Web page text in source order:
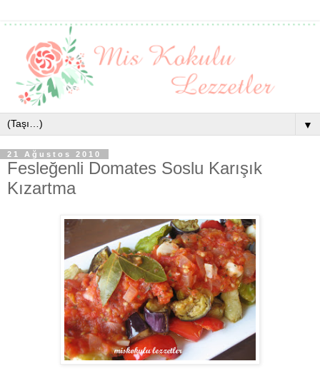
▼
21 Ağustos 2010
Fesleğenli Domates Soslu Karışık
Kızartma